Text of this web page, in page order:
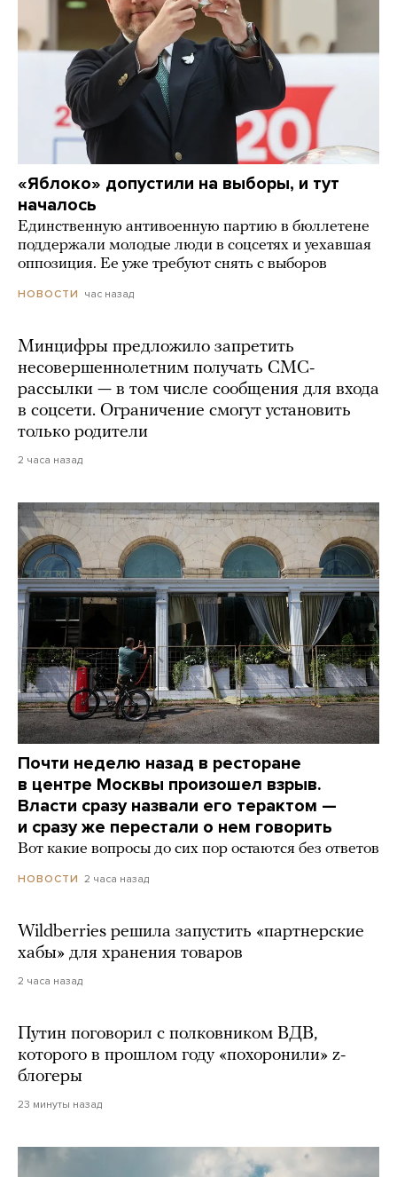
«Яблоко» допустили на выборы, и тут
началось
Единственную антивоенную партию в бюллетене
поддержали молодые люди в соцсетях и уехавшая
оппозиция. Ее уже требуют снять с выборов
НОВОСТИ час назад
Минцифры предложило запретить
несовершеннолетним получать СМС-
рассылки — в том числе сообщения для входа
в соцсети. Ограничение смогут установить
только родители
2 часа назад
Почти неделю назад в ресторане
в центре Москвы произошел взрыв.
Власти сразу назвали его терактом —
и сразу же перестали о нем говорить
Вот какие вопросы до сих пор остаются без ответов
НОВОСТИ 2 часа назад
Wildberries решила запустить «партнерские
хабы» для хранения товаров
2 часа назад
Путин поговорил с полковником ВДВ,
которого в прошлом году «похоронили» z-
блогеры
23 минуты назад